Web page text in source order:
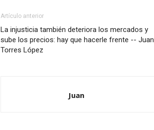
Artículo anterior
La injusticia también deteriora los mercados y
sube los precios: hay que hacerle frente -- Juan
Torres López
Juan